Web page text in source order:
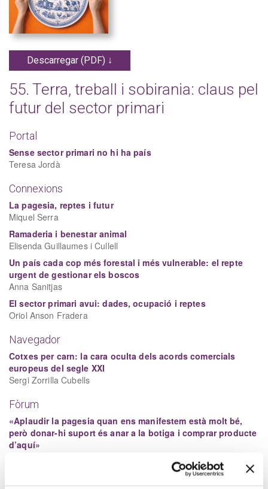
Descarregar (PDF) ↓
55. Terra, treball i sobirania: claus pel
futur del sector primari
Portal
Sense sector primari no hi ha país
Teresa Jordà
Connexions
La pagesia, reptes i futur
Miquel Serra
Ramaderia i benestar animal
Elisenda Guillaumes i Cullell
Un país cada cop més forestal i més vulnerable: el repte
urgent de gestionar els boscos
Anna Sanitjas
El sector primari avui: dades, ocupació i reptes
Oriol Anson Fradera
Navegador
Cotxes per carn: la cara oculta dels acords comercials
europeus del segle XXI
Sergi Zorrilla Cubells
Fòrum
«Aplaudir la pagesia quan ens manifestem està molt bé,
però donar-hi suport és anar a la botiga i comprar producte
d’aquí»